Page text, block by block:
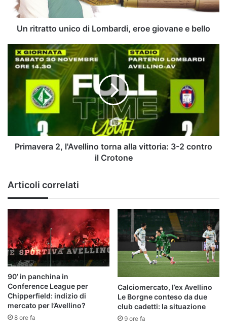
bello
Un ritratto unico di Lombardi, eroe giovane e bello
Primavera
l'Avellino
vittoria:
contro
Primavera 2, l'Avellino torna alla vittoria: 3-2 contro
il Crotone
Articoli correlati
90’ in panchina in
Conference League per
Chipperfield: indizio di
mercato per l’Avellino?
8 ore fa
Calciomercato, l’ex Avellino
Le Borgne conteso da due
club cadetti: la situazione
9 ore fa